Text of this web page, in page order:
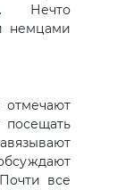
Нечто
немцами
посещать
все